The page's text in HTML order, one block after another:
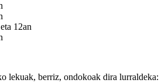
12an
lekuak, berriz, ondokoak dira lurraldeka: